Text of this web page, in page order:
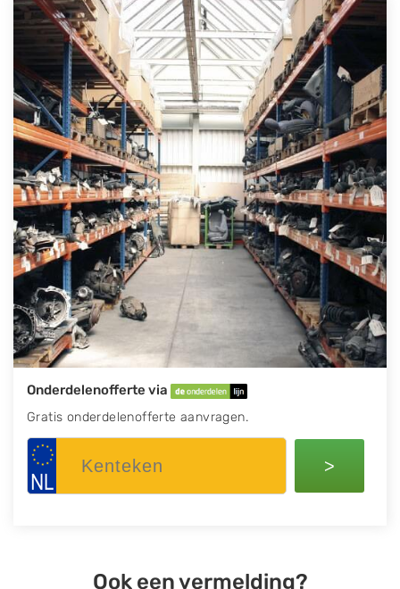
Onderdelenofferte via
Gratis onderdelenofferte aanvragen.
>
Ook een vermelding?